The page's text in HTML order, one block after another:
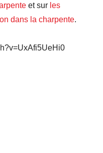
et sur les
dans la charpente.